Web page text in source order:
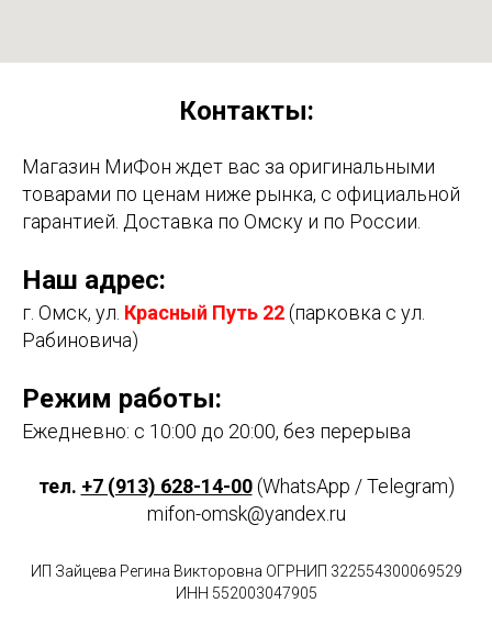
Контакты:
Магазин МиФон ждет вас за оригинальными
товарами по ценам ниже рынка, с официальной
гарантией. Доставка по Омску и по России.
Наш адрес:
г. Омск, ул. Красный Путь 22(парковка с ул.
Рабиновича)
Режим работы:
Ежедневно: с 10:00 до 20:00, без перерыва
тел. +7 (913) 628-14-00 (WhatsApp / Telegram)
mifon-omsk@yandex.ru
ИП Зайцева Регина Викторовна ОГРНИП 322554300069529
ИНН 552003047905